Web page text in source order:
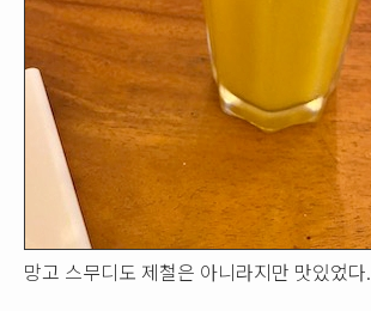
망고 스무디도 제철은 아니라지만 맛있었다.